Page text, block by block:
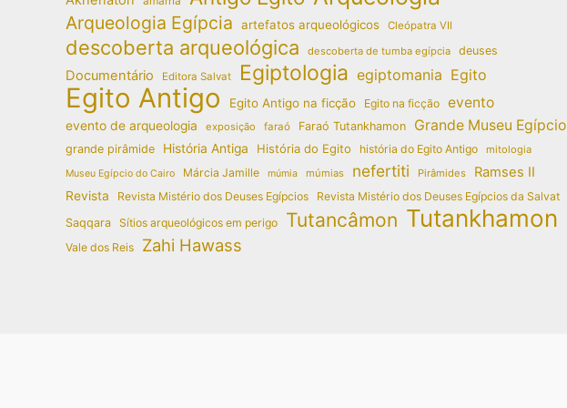
Arqueologia Egípcia artefatos arqueológicos Cleópatra VII
descoberta arqueológica descoberta de tumba egípcia deuses
Documentário Editora Salvat Egiptologia egiptomania Egito
Egito Antigo Egito Antigo na ficção Egito na ficção evento
evento de arqueologia exposição faraó Faraó Tutankhamon Grande Museu Egípcio
grande pirâmide História Antiga História do Egito história do Egito Antigo mitologia
Museu Egípcio do Cairo Márcia Jamille múmia múmias nefertiti Pirâmides Ramses II
Revista Revista Mistério dos Deuses Egípcios
Revista Mistério dos Deuses Egípcios da Salvat
Saqqara Sítios arqueológicos em perigo Tutancâmon Tutankhamon
Vale dos Reis Zahi Hawass